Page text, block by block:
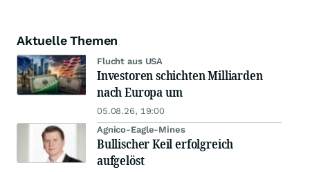
Aktuelle Themen
Flucht aus USA
Investoren schichten Milliarden
nach Europa um
05.08.26, 19:00
Agnico-Eagle-Mines
Bullischer Keil erfolgreich
aufgelöst